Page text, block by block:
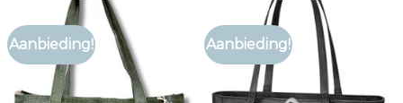
Aanbieding! Aanbieding!